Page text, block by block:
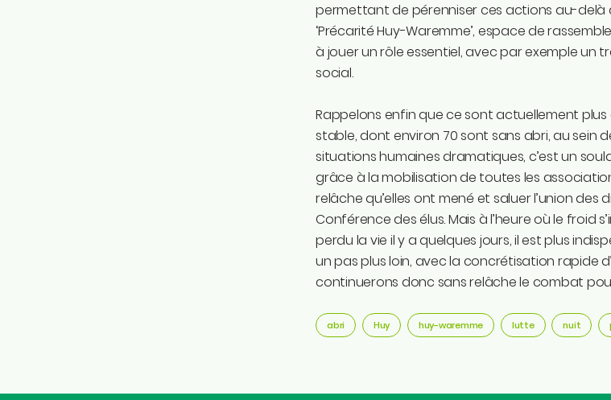
permettant de pérenniser ces actions au-delà
‘Précarité Huy-Waremme’, espace de
à jouer un rôle essentiel, avec par exemple un
social.
Rappelons enfin que ce sont actuellement
stable, dont environ 70 sont sans abri, au sein
situations humaines dramatiques, c’est un
grâce à la mobilisation de toutes les
relâche qu’elles ont mené et saluer l’union
Conférence des élus. Mais à l’heure où le froid
perdu la vie il y a quelques jours, il est plus
un pas plus loin, avec la concrétisation rapide
continuerons donc sans relâche le combat
abri Huy huy-waremme lutte nuit